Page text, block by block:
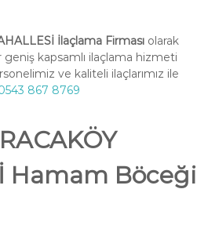
İlaçlama Firmasıolarak
kapsamlı ilaçlama hizmeti
ve kaliteli ilaçlarımız ile
867 8769
Hamam Böceği